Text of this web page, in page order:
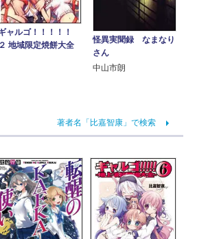
ャルゴ！！！！！
２ 地域限定焼餅大全
怪異実聞録 なまなり
さん
中山市朗
著者名「比嘉智康」で検索